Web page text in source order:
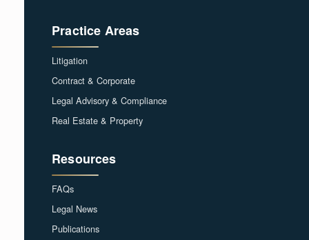
Practice Areas
Litigation
Contract & Corporate
Legal Advisory & Compliance
Real Estate & Property
Resources
FAQs
Legal News
Publications